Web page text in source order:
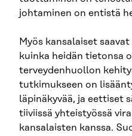
johtaminen on entistä
Myös kansalaiset
kuinka heidän tietonsa
terveydenhuollon
tutkimukseen on
läpinäkyvää, ja eettiset
tiiviissä yhteistyössä
kansalaisten kanssa.